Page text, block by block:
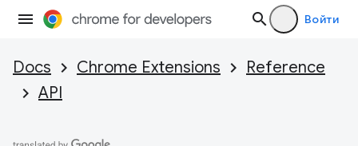
Войти
Docs Chrome Extensions
Reference
API